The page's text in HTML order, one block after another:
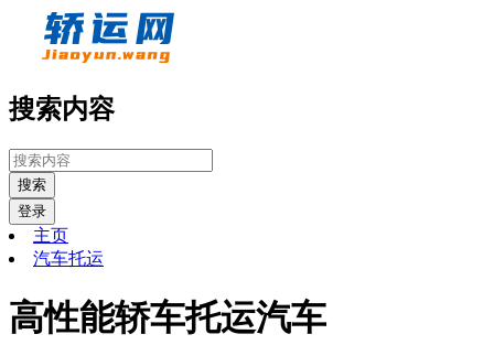
搜索内容
搜索
登录
主页
汽车托运
高性能轿车托运汽车